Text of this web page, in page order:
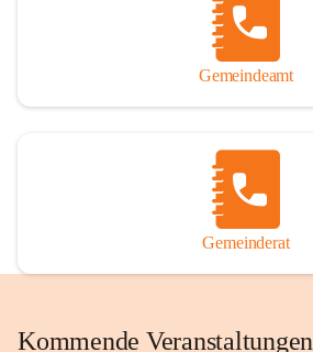
Gemeindeamt
Gemeinderat
Kommende Veranstaltungen